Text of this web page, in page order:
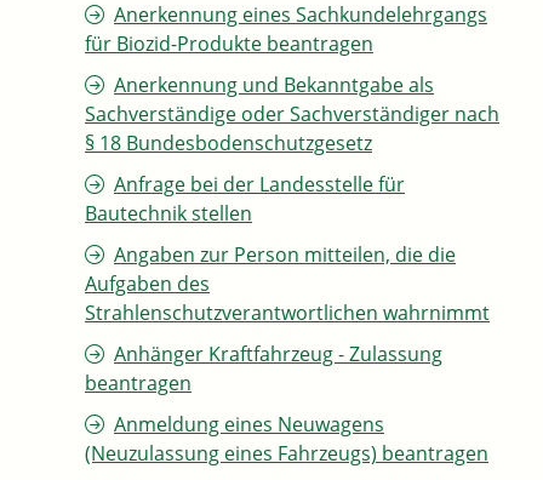
Anerkennung eines Sachkundelehrgangs
für Biozid-Produkte beantragen
Anerkennung und Bekanntgabe als
Sachverständige oder Sachverständiger nach
§ 18 Bundesbodenschutzgesetz
Anfrage bei der Landesstelle für
Bautechnik stellen
Angaben zur Person mitteilen, die die
Aufgaben des
Strahlenschutzverantwortlichen wahrnimmt
Anhänger Kraftfahrzeug - Zulassung
beantragen
Anmeldung eines Neuwagens
(Neuzulassung eines Fahrzeugs) beantragen